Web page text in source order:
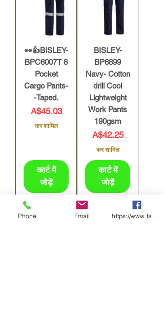
👀👍BISLEY-
BPC6007T 8
Pocket
Cargo Pants-
-Taped.
मूल्य
A$45.03
कर शामिल
कार्ट में
जोड़ें
BISLEY-
BP6899
Navy- Cotton
drill Cool
Lightweight
Work Pants
190gsm
मूल्य
A$42.25
कर शामिल
कार्ट में
जोड़ें
Phone Email